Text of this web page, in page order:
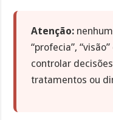
Atenção:
“profecia”,
controlar
tratamentos ou